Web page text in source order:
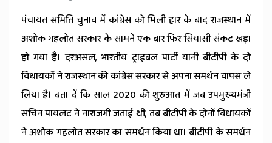
Jaipur
Rajasthan
News
पंचायत समिति चुनाव में कांग्रेस को मिली हार के बाद राजस्थान में
अशोक गहलोत सरकार के सामने एक बार फिर सियासी संकट खड़ा
हो गया है। दरअसल, भारतीय ट्राइबल पार्टी यानी बीटीपी के दो
विधायकों ने राजस्थान की कांग्रेस सरकार से अपना समर्थन वापस ले
लिया है। बता दें कि साल 2020 की शुरुआत में जब उपमुख्यमंत्री
सचिन पायलट ने नाराजगी जताई थी, तब बीटीपी के दोनों विधायकों
ने अशोक गहलोत सरकार का समर्थन किया था। बीटीपी के समर्थन